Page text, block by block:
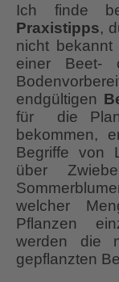
Ich finde
Praxistipps,
nicht
einer Beet-
endgültigen
für die
bekommen,
Begriffe von
über
welcher
Pflanzen
werden die
gepflanzten